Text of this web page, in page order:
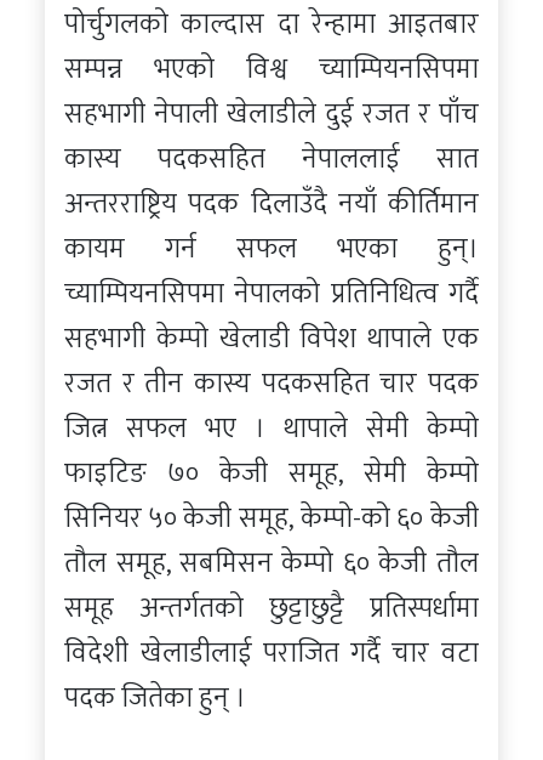
पोर्चुगलको काल्दास दा रेन्हामा आइतबार
सम्पन्न भएको विश्व च्याम्पियनसिपमा
सहभागी नेपाली खेलाडीले दुई रजत र पाँच
कास्य पदकसहित नेपाललाई सात
अन्तरराष्ट्रिय पदक दिलाउँदै नयाँ कीर्तिमान
कायम गर्न सफल भएका हुन्।
च्याम्पियनसिपमा नेपालको प्रतिनिधित्व गर्दै
सहभागी केम्पो खेलाडी विपेश थापाले एक
रजत र तीन कास्य पदकसहित चार पदक
जित्न सफल भए । थापाले सेमी केम्पो
फाइटिङ ७० केजी समूह, सेमी केम्पो
सिनियर ५० केजी समूह, केम्पो-को ६० केजी
तौल समूह, सबमिसन केम्पो ६० केजी तौल
समूह अन्तर्गतको छुट्टाछुट्टै प्रतिस्पर्धामा
विदेशी खेलाडीलाई पराजित गर्दै चार वटा
पदक जितेका हुन् ।